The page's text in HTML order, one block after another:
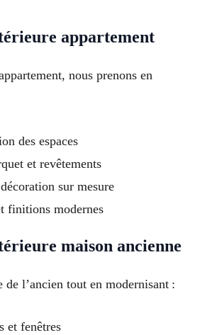
appartement
nous prenons en
des espaces
et revêtements
sur mesure
finitions modernes
maison ancienne
de l’ancien tout en modernisant :
et fenêtres